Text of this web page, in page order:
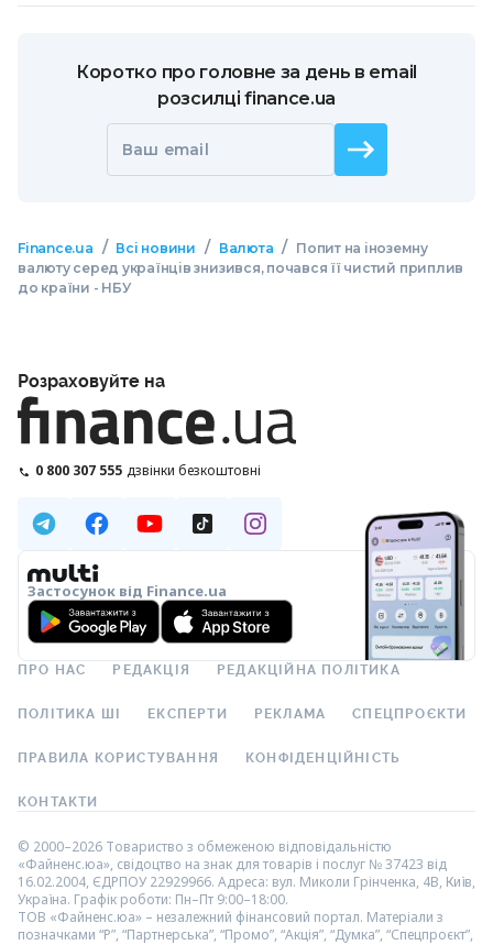
Коротко про головне за день в email
розсилці finance.ua
Ваш email
Finance.ua / Всі новини / Валюта / Попит на іноземну
валюту серед українців знизився, почався її чистий приплив
до країни - НБУ
Розраховуйте на
0 800 307 555 дзвінки безкоштовні
Застосунок від Finance.ua
ПРО НАС РЕДАКЦІЯ РЕДАКЦІЙНА ПОЛІТИКА
ПОЛІТИКА ШІ ЕКСПЕРТИ РЕКЛАМА СПЕЦПРОЄКТИ
ПРАВИЛА КОРИСТУВАННЯ КОНФІДЕНЦІЙНІСТЬ
КОНТАКТИ
© 2000–2026 Товариство з обмеженою відповідальністю
«Файненс.юа», свідоцтво на знак для товарів і послуг № 37423 від
16.02.2004, ЄДРПОУ 22929966. Адреса: вул. Миколи Грінченка, 4В, Київ,
Україна. Графік роботи: Пн–Пт 9:00–18:00.
ТОВ «Файненс.юа» – незалежний фінансовий портал. Матеріали з
позначками “Р”, “Партнерська”, “Промо”, “Акція”, “Думка”, “Спецпроєкт”,